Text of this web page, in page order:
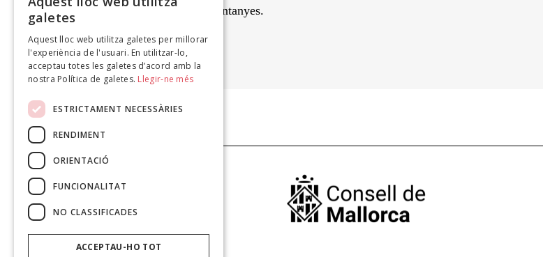
Prest la ciutat arribarà a les muntanyes.
MARIA ROSA LLABRÉS
La interrogació vermella, 2004
galetes
Aquest lloc web utilitza galetes per millorar
l'experiència de l'usuari. En utilitzar-lo,
acceptau totes les galetes d’acord amb la
nostra Política de galetes. Llegir-ne més
ESTRICTAMENT NECESSÀRIES
RENDIMENT
ORIENTACIÓ
FUNCIONALITAT
NO CLASSIFICADES
ACCEPTAU-HO TOT